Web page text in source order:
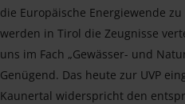
die Europäische Energiewende
werden in Tirol die Zeugnisse
uns im Fach „Gewässer- und
Genügend. Das heute zur UVP
Kaunertal widerspricht den